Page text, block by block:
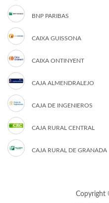
BNP PARIBAS
CAIXA GUISSONA
CAIXA ONTINYENT
CAJA ALMENDRALEJO
CAJA DE INGENIEROS
CAJA RURAL CENTRAL
CAJA RURAL DE GRANADA
Copyright